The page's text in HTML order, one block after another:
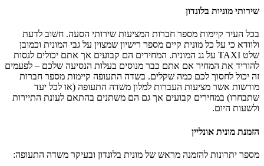
שירותי מוניות בלונדון
בכל העיר קיימות מספר חברות המציעות שירותי הסעה. חשוב לדעת
ולוודא כי על כל מונית קיים מספר רישיון שמצוין על גבי המונית וכמובן
שלט TAXI על גג המונית. המחירים הם קבועים אך אתם יכולים לנסות
להוריד את המחיר אם אתם כבר מנוסים בעלות הנסיעה שלכם – לפעמים
זה יכול לחסוך לכם כמה שקלים. בשדה התעופה קיימות מספר חברות
מורשות אשר מציעות העברות למלון משדה התעופה (או לכל יעד
שתבחרו) במחירים קבועים אך גם הם משתנים בהתאם לעונת התיירות
ולשעות היום.
הזמנת מונית אונליין
מספר יתרונות להזמנה מראש של מונית בלונדון ובעיקר משדה התעופה: